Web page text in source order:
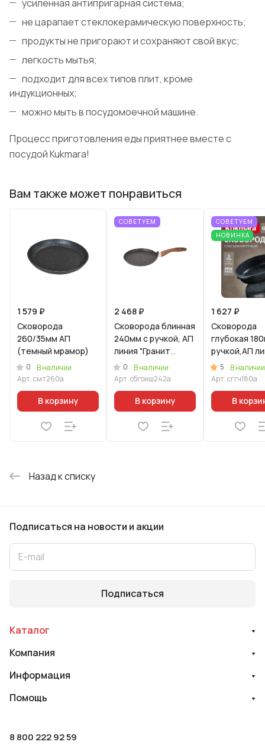
усиленная антипригарная система;
не царапает стеклокерамическую поверхность;
продукты не пригорают и сохраняют свой вкус;
легкость мытья;
подходит для всех типов плит, кроме
индукционных;
можно мыть в посудомоечной машине.
Процесс приготовления еды приятнее вместе с
посудой Kukmara!
Вам также может понравиться
1 579 ₽
Сковорода
260/35мм АП
(темный мрамор)
0
В наличии
Арт.смт260а
В корзину
СОВЕТУЕМ
2 468 ₽
Сковорода блинная
240мм с ручкой, АП
линия "Гранит
Ультра
Индукционная"
0
В наличии
Арт.сбгоиш242а
В корзину
СОВЕТУЕМ
НОВИНКА
1 627 ₽
Сковорода
глубокая
ручкой,АП
"Гранит"
5
В наличии
Арт.сггч180а
В
Назад к списку
Подписаться на новости и акции
Подписаться
Каталог
Компания
Информация
Помощь
8 800 222 92 59